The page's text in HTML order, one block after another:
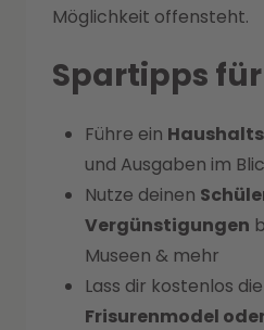
Möglichkeit offensteht.
Spartipps
Führe ein
und Ausgaben im
Nutze deinen
Vergünstigungen
Museen & mehr
Lass dir kostenlos
Frisurenmodel